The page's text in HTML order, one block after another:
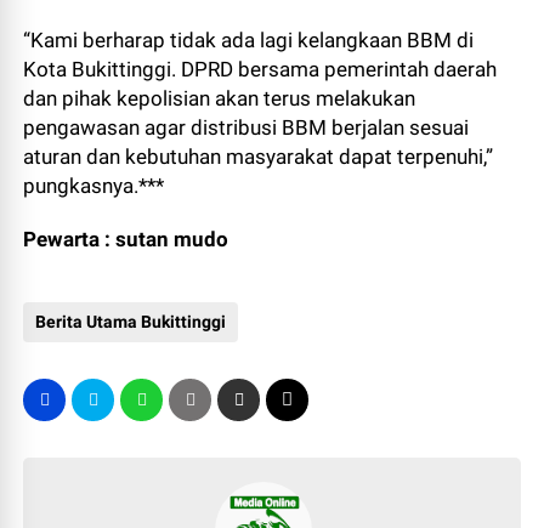
“Kami berharap tidak ada lagi kelangkaan BBM di
Kota Bukittinggi. DPRD bersama pemerintah daerah
dan pihak kepolisian akan terus melakukan
pengawasan agar distribusi BBM berjalan sesuai
aturan dan kebutuhan masyarakat dapat terpenuhi,”
pungkasnya.***
Pewarta : sutan mudo
Berita Utama Bukittinggi